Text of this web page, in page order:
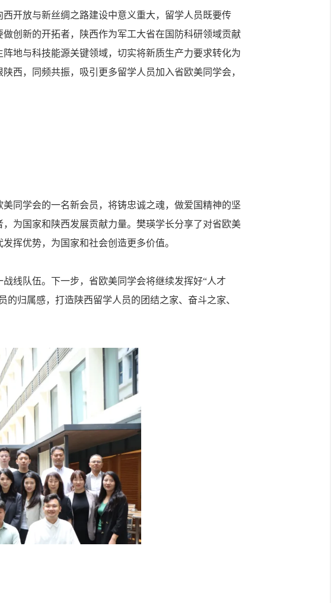
开放与新丝绸之路建设中意义重大，留学人员既要传
创新的开拓者，陕西作为军工大省在国防科研领域贡献
地与科技能源关键领域，切实将新质生产力要求转化为
西，同频共振，吸引更多留学人员加入省欧美同学会，
同学会的一名新会员，将铸忠诚之魂，做爱国精神的坚
为国家和陕西发展贡献力量。樊瑛学长分享了对省欧美
挥优势，为国家和社会创造更多价值。
队伍。下一步，省欧美同学会将继续发挥好“人才
归属感，打造陕西留学人员的团结之家、奋斗之家、